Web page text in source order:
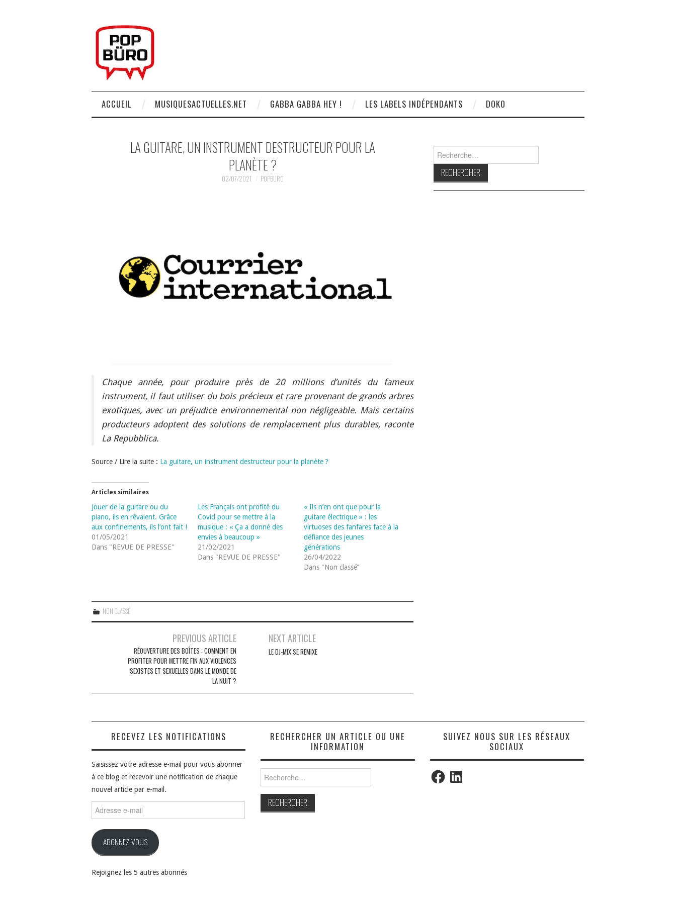
ACCUEIL MUSIQUESACTUELLES.NET GABBA GABBA HEY ! LES LABELS INDÉPENDANTS DOKO
LA GUITARE, UN INSTRUMENT DESTRUCTEUR POUR LA
PLANÈTE ?
02/07/2021 POPBURO
Chaque année, pour produire près de 20 millions d’unités du fameux
instrument, il faut utiliser du bois précieux et rare provenant de grands arbres
exotiques, avec un préjudice environnemental non négligeable. Mais certains
producteurs adoptent des solutions de remplacement plus durables, raconte
La Repubblica.
Source / Lire la suite : La guitare, un instrument destructeur pour la planète ?
Articles similaires
Jouer de la guitare ou du
piano, ils en rêvaient. Grâce
aux confinements, ils l’ont fait !
01/05/2021
Dans "REVUE DE PRESSE"
Les Français ont profité du
Covid pour se mettre à la
musique : « Ça a donné des
envies à beaucoup »
21/02/2021
Dans "REVUE DE PRESSE"
« Ils n’en ont que pour la
guitare électrique » : les
virtuoses des fanfares face à la
défiance des jeunes
générations
26/04/2022
Dans "Non classé"
NON CLASSÉ
PREVIOUS ARTICLE
RÉOUVERTURE DES BOÎTES : COMMENT EN
PROFITER POUR METTRE FIN AUX VIOLENCES
SEXISTES ET SEXUELLES DANS LE MONDE DE
LA NUIT ?
NEXT ARTICLE
LE DJ-MIX SE REMIXE
RECEVEZ LES NOTIFICATIONS
Saisissez votre adresse e-mail pour vous abonner
à ce blog et recevoir une notification de chaque
nouvel article par e-mail.
e-
ABONNEZ-VOUS
Rejoignez les 5 autres abonnés
RECHERCHER UN ARTICLE OU UNE
INFORMATION
SUIVEZ NOUS SUR LES RÉSEAUX
SOCIAUX
FacebookLinkedIn